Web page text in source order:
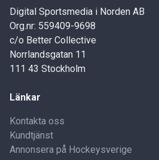
Digital Sportsmedia i Norden AB
Org.nr: 559409-9698
c/o Better Collective
Norrlandsgatan 11
111 43 Stockholm
Länkar
Kontakta oss
Kundtjänst
Annonsera på Hockeysverige